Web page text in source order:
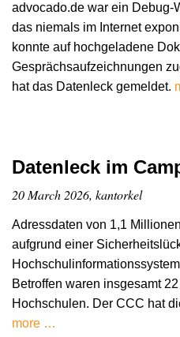
advocado.de war ein Debug-
das niemals im Internet
konnte auf hochgeladene
Gesprächsaufzeichnungen
hat das Datenleck gemeldet.
Datenleck im
20 March 2026, kantorkel
Adressdaten von 1,1
aufgrund einer
Betroffen waren insgesamt
Hochschulen. Der CCC hat
more …